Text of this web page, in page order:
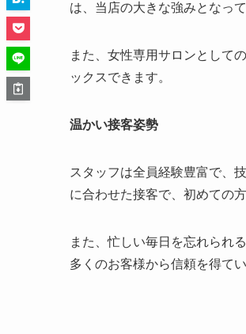
は、当店の大きな強みとなって
また、女性専用サロンとして
ックスできます。
温かい接客姿勢
スタッフは全員経験豊富で、
に合わせた接客で、初めての
また、忙しい毎日を忘れられ
多くのお客様から信頼を得てい